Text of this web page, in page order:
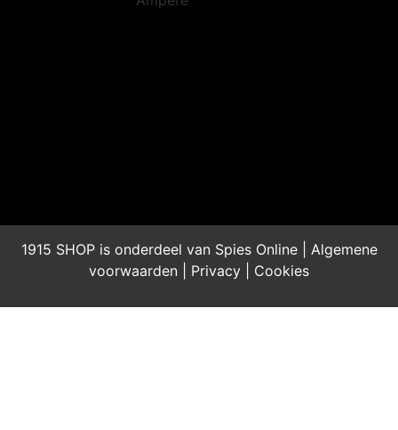
1915 SHOP is onderdeel van Spies Online | Algemene
voorwaarden
Privacy Cookies